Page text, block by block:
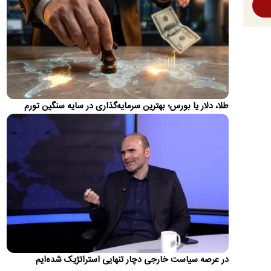
زمان واریز اعتبار کالابرگ برای سرپرستان خانوار با رقم آخر کدملی
چهار به بعد تغییر کرد
اولین واکنش رسمی به ماجرای اعمال ضریب ۲.۷
برای اینترنت بین‌الملل
سازمان تنظیم مقررات و ارتباطات رادیویی با رد ادعای اعمال ضریب
۲.۷ برای اینترنت بین‌الملل اعلام کرد که نحوه محاسبه مصرف…
روایت رویترز از اختلاف ایران و عمان بر سر عوارض
یک رسانه آمریکایی مدعی شد که ایران و عمان در مذاکرات برای
بازگشایی مسیر کشتیرانی در تنگه هرمز، بر سر میزان عوارض عبور…
پیش‌بینی جدید از قیمت طلا؛ هر اونس به ۴۷۰۰ دلار
می‌رسد؟
دویچه‌بانک معتقد است روند صعودی بازار جهانی طلا هنوز به پایان
نرسیده و قیمت هر اونس این فلز گران‌بها می‌تواند تا پایان…
تصاویر؛ حراج ۸۸ اثر فاخر از عهد تیموریان تا دوره
طلا، دلار یا بورس؛ بهترین سرمایه‌گذاری در سایه سنگین تورم
در عرصه سیاست خارجی دچار تنهایی استراتژیک شده‌ایم